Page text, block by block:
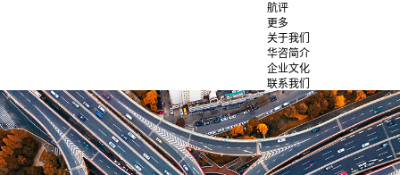
航评
更多
关于我们
华咨简介
企业文化
联系我们